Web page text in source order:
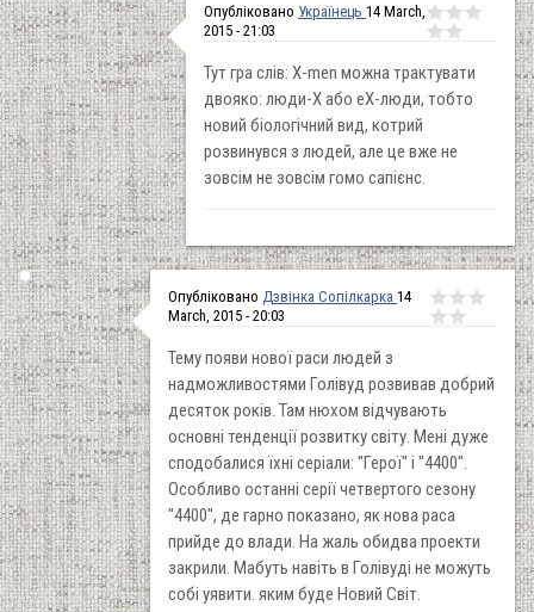
Опубліковано Українець 14 March,
2015 - 21:03
Тут гра слів: Х-men можна трактувати
двояко: люди-Х або eX-люди, тобто
новий біологічний вид, котрий
розвинувся з людей, але це вже не
зовсім не зовсім гомо сапієнс.
Опубліковано Дзвінка Сопілкарка 14
March, 2015 - 20:03
Тему появи нової раси людей з
надможливостями Голівуд розвивав добрий
десяток років. Там нюхом відчувають
основні тенденції розвитку світу. Мені дуже
сподобалися їхні серіали: "Герої" і "4400".
Особливо останні серії четвертого сезону
"4400", де гарно показано, як нова раса
прийде до влади. На жаль обидва проекти
закрили. Мабуть навіть в Голівуді не можуть
собі уявити. яким буде Новий Світ.